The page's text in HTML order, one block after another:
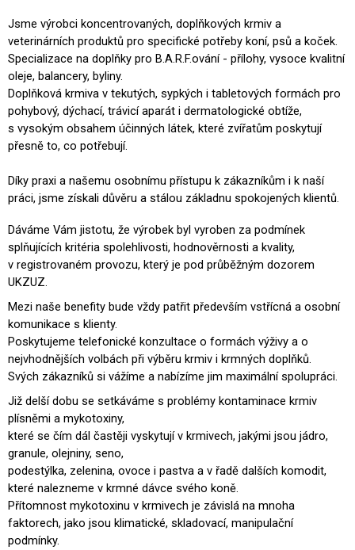
Jsme výrobci koncentrovaných, doplňkových krmiv a
veterinárních produktů pro specifické potřeby koní, psů a koček.
Specializace na doplňky pro B.A.R.F.ování - přílohy, vysoce kvalitní
oleje, balancery, byliny.
Doplňková krmiva v tekutých, sypkých i tabletových formách pro
pohybový, dýchací, trávicí aparát i dermatologické obtíže,
s vysokým obsahem účinných látek, které zvířatům poskytují
přesně to, co potřebují.
Díky praxi a našemu osobnímu přístupu k zákazníkům i k naší
práci, jsme získali důvěru a stálou základnu spokojených klientů.
Dáváme Vám jistotu, že výrobek byl vyroben za podmínek
splňujících kritéria spolehlivosti, hodnověrnosti a kvality,
v registrovaném provozu, který je pod průběžným dozorem
UKZUZ.
Mezi naše benefity bude vždy patřit především vstřícná a osobní
komunikace s klienty.
Poskytujeme telefonické konzultace o formách výživy a o
nejvhodnějších volbách při výběru krmiv i krmných doplňků.
Svých zákazníků si vážíme a nabízíme jim maximální spolupráci.
Již delší dobu se setkáváme s problémy kontaminace krmiv
plísněmi a mykotoxiny,
které se čím dál častěji vyskytují v krmivech, jakými jsou jádro,
granule, olejniny, seno,
podestýlka, zelenina, ovoce i pastva a v řadě dalších komodit,
které nalezneme v krmné dávce svého koně.
Přítomnost mykotoxinu v krmivech je závislá na mnoha
faktorech, jako jsou klimatické, skladovací, manipulační
podmínky.
A
J
Í
T
?
HLEDAT
D
O
P
R
U
Č
U
J
E
M
E
DHA
HORSES
792
Kč